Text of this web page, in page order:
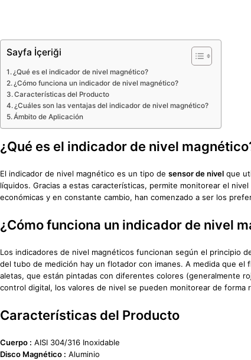
Sayfa İçeriği
¿Qué es el indicador de nivel magnético?
¿Cómo funciona un indicador de nivel magnético?
Características del Producto
¿Cuáles son las ventajas del indicador de nivel magnético?
Ámbito de Aplicación
¿Qué es el indicador de nivel
El indicador de nivel magnético es un tipo de sensor de nivel que
líquidos. Gracias a estas características, permite monitorear el
económicas y en constante cambio, han comenzado a ser los
¿Cómo funciona un indicador de nivel
Los indicadores de nivel magnéticos funcionan según el principio
del tubo de medición hay un flotador con imanes. A medida que
aletas, que están pintadas con diferentes colores (generalmente
control digital, los valores de nivel se pueden monitorear de forma
Características del Producto
Cuerpo : AISI 304/316 Inoxidable
Disco Magnético : Aluminio